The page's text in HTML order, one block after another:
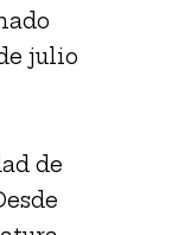
julio
de